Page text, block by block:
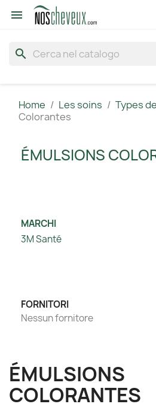

search
Home Les soins Types
Colorantes
ÉMULSIONS
MARCHI
3M Santé
FORNITORI
Nessun fornitore
ÉMULSIONS
COLORANTES